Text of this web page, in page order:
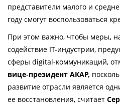
представители малого и
году смогут воспользоваться
При этом важно, чтобы меры,
содействие IT-индустрии,
сферы digital-коммуникаций,
вице-президент АКАР,
развитие отрасли является
ее восстановления, считает